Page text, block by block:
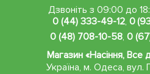
Дзвоніть з 09:00 до
0 (44) 333-49-12, 0
0 (48) 708-10-58, 0
Магазин «Насіння, Все
Україна, м. Одеса,вул.